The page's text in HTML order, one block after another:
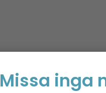
Missa inga